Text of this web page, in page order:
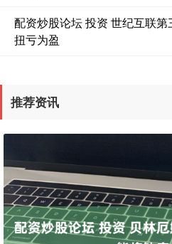
国债指数
期指IC0 7810.80
配资炒股论坛 投资 世纪互联
扭亏为盈
推荐资讯